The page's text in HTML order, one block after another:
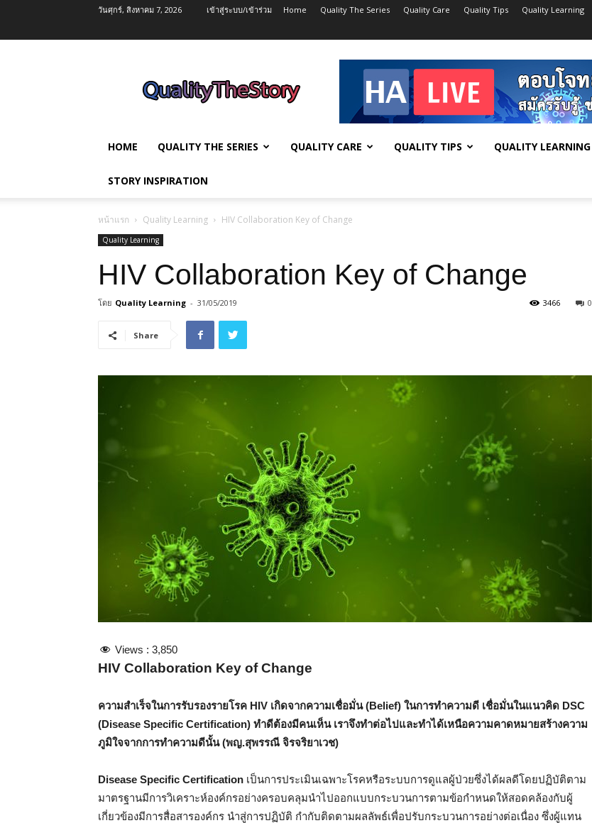
วันศุกร์, สิงหาคม 7, 2026 เข้าสู่ระบบ/เข้าร่วม Home Quality The Series Quality Care Quality Tips Quality Learning
HOME QUALITY THE SERIES QUALITY CARE QUALITY TIPS QUALITY LEARNING
STORY INSPIRATION
หน้าแรก Quality Learning HIV Collaboration Key of Change
Quality Learning
HIV Collaboration Key of Change
โดย Quality Learning - 31/05/2019 0
3466
Share
Views : 3,850
HIV Collaboration Key of Change
ความสำเร็จในการรับรองรายโรค HIV เกิดจากความเชื่อมั่น (Belief) ในการทำความดี เชื่อมั่นในแนวคิด DSC
(Disease Specific Certification) ทำดีต้องมีคนเห็น เราจึงทำต่อไปและทำได้เหนือความคาดหมายสร้างความ
ภูมิใจจากการทำความดีนั้น (พญ.สุพรรณี จิรจริยาเวช)
Disease Specific Certification เป็นการประเมินเฉพาะโรคหรือระบบการดูแลผู้ป่วยซึ่งได้ผลดีโดยปฏิบัติตาม
มาตรฐานมีการวิเคราะห์องค์กรอย่างครอบคลุมนำไปออกแบบกระบวนการตามข้อกำหนดให้สอดคล้องกับผู้
เกี่ยวข้องมีการสื่อสารองค์กร นำสู่การปฏิบัติ กำกับติดตามผลลัพธ์เพื่อปรับกระบวนการอย่างต่อเนื่อง ซึ่งผู้แทน